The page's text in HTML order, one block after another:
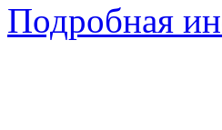
Подробная